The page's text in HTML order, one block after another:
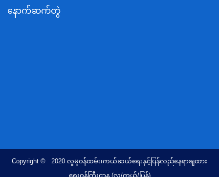
အလုပ်သမား၊လူဝင်မှုကြီးကြပ်ရေးနှင့်ပြည်သူ့အင်အား
တိုင်းရင်းသားလူမျိုးရေးရာဝန်ကြီးဌာန
ပြည်ထောင်စုရာထူးဝန်အဖွဲ့ရုံး
နောက်ဆက်တွဲ
Copyright © 2020 လူမူဝန်ထမ်း၊ကယ်ဆယ်ရေးနှင့်ပြန်လည်နေရာချထား
ရေးဝန်ကြီးဌာန (လူ/ကယ်/ပြန်)